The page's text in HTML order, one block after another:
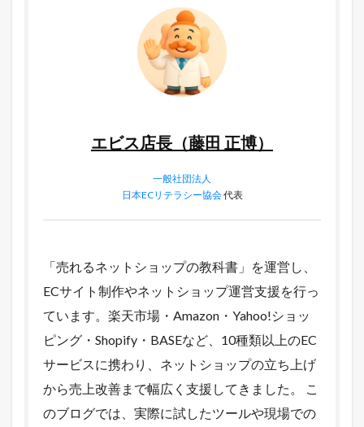
エビス店長（藤田 正博）
一般社団法人
日本ECリテラシー協会代表
「売れるネットショップの教科書」を運営し、
ECサイト制作やネットショップ運営支援を行っ
ています。楽天市場・Amazon・Yahoo!ショッ
ピング・Shopify・BASEなど、10種類以上のEC
サービスに携わり、ネットショップの立ち上げ
から売上改善まで幅広く支援してきました。 こ
のブログでは、実際に試したツールや現場での